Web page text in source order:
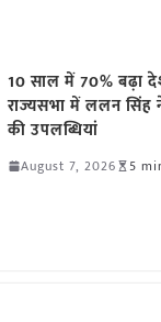
10 साल में 70% बढ़ा
राज्यसभा में ललन सिंह
की उपलब्धियां
August 7, 2026 5